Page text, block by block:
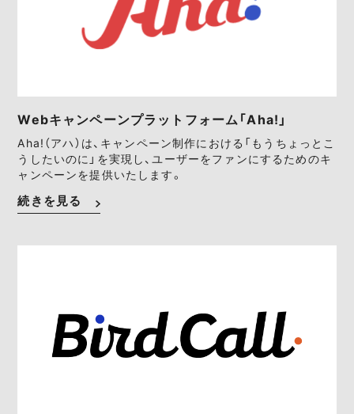
Webキャンペーンプラットフォーム「Aha!」
Aha!（アハ）は、キャンペーン制作における「もうちょっとこ
うしたいのに」を実現し、ユーザーをファンにするためのキ
ャンペーンを提供いたします。
続きを見る